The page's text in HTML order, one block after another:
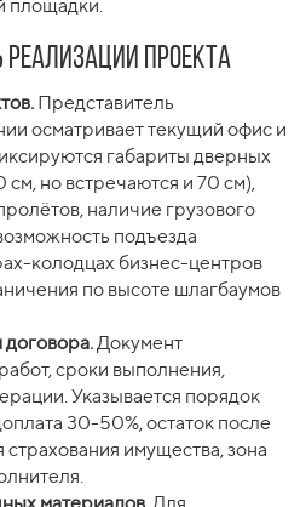
площадки.
проекта
Представитель
осматривает текущий офис и
габариты дверных
см, но встречаются и 70 см),
наличие грузового
подъезда
колодцах бизнес-центров
по высоте шлагбаумов
Документ
сроки выполнения,
Указывается порядок
30-50%, остаток после
имущества, зона